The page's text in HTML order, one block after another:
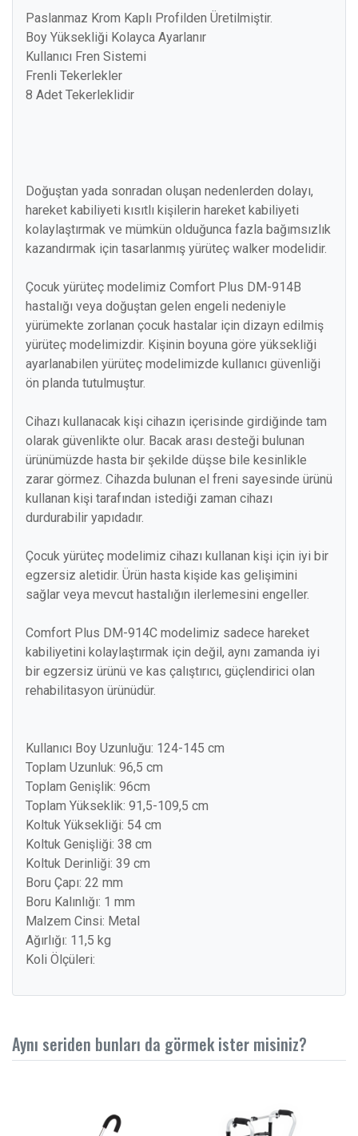
Paslanmaz Krom Kaplı Profilden Üretilmiştir.
Boy Yüksekliği Kolayca Ayarlanır
Kullanıcı Fren Sistemi
Frenli Tekerlekler
8 Adet Tekerleklidir
Doğuştan yada sonradan oluşan nedenlerden dolayı,
hareket kabiliyeti kısıtlı kişilerin hareket kabiliyeti
kolaylaştırmak ve mümkün olduğunca fazla bağımsızlık
kazandırmak için tasarlanmış yürüteç walker modelidir.
Çocuk yürüteç modelimiz Comfort Plus DM-914B
hastalığı veya doğuştan gelen engeli nedeniyle
yürümekte zorlanan çocuk hastalar için dizayn edilmiş
yürüteç modelimizdir. Kişinin boyuna göre yüksekliği
ayarlanabilen yürüteç modelimizde kullanıcı güvenliği
ön planda tutulmuştur.
Cihazı kullanacak kişi cihazın içerisinde girdiğinde tam
olarak güvenlikte olur. Bacak arası desteği bulunan
ürünümüzde hasta bir şekilde düşse bile kesinlikle
zarar görmez. Cihazda bulunan el freni sayesinde ürünü
kullanan kişi tarafından istediği zaman cihazı
durdurabilir yapıdadır.
Çocuk yürüteç modelimiz cihazı kullanan kişi için iyi bir
egzersiz aletidir. Ürün hasta kişide kas gelişimini
sağlar veya mevcut hastalığın ilerlemesini engeller.
Comfort Plus DM-914C modelimiz sadece hareket
kabiliyetini kolaylaştırmak için değil, aynı zamanda iyi
bir egzersiz ürünü ve kas çalıştırıcı, güçlendirici olan
rehabilitasyon ürünüdür.
Kullanıcı Boy Uzunluğu: 124-145 cm
Toplam Uzunluk: 96,5 cm
Toplam Genişlik: 96cm
Toplam Yükseklik: 91,5-109,5 cm
Koltuk Yüksekliği: 54 cm
Koltuk Genişliği: 38 cm
Koltuk Derinliği: 39 cm
Boru Çapı: 22 mm
Boru Kalınlığı: 1 mm
Malzem Cinsi: Metal
Ağırlığı: 11,5 kg
Koli Ölçüleri:
Aynı seriden bunları da görmek ister misiniz?